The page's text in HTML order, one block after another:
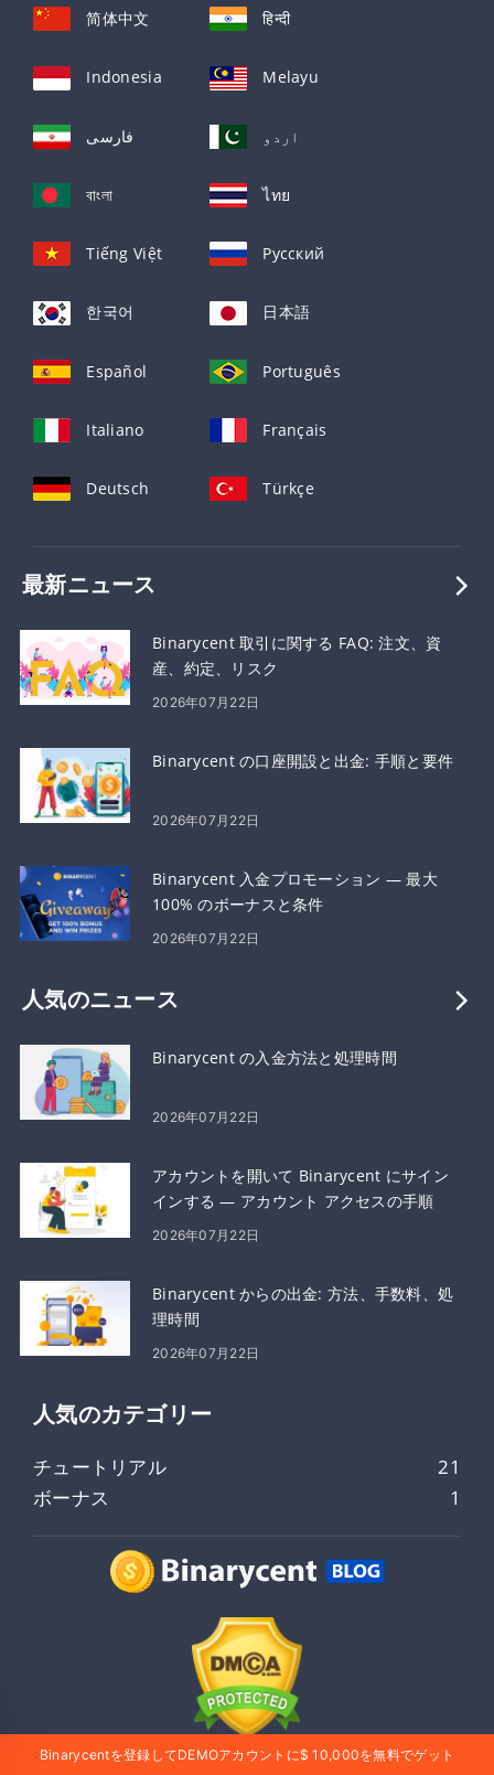
简体中文 हिन्दी
Indonesia Melayu
فارسی اردو
বাংলা ไทย
Tiếng Việt Русский
한국어 日本語
Español Português
Italiano Français
Deutsch Türkçe
最新ニュース
Binarycent 取引に関する FAQ: 注文、資
産、約定、リスク
2026年07月22日
Binarycent の口座開設と出金: 手順と要件
2026年07月22日
Binarycent 入金プロモーション — 最大
100% のボーナスと条件
2026年07月22日
人気のニュース
Binarycent の入金方法と処理時間
2026年07月22日
アカウントを開いて Binarycent にサイン
インする — アカウント アクセスの手順
2026年07月22日
Binarycent からの出金: 方法、手数料、処
理時間
2026年07月22日
人気のカテゴリー
チュートリアル
21
ボーナス
1
Binarycentを登録してDEMOアカウントに$ 10,000を無料でゲット